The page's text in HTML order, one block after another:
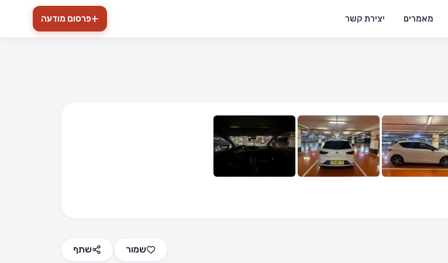
שמור שתף
מאמרים יצירת קשר +פרסום מודעה